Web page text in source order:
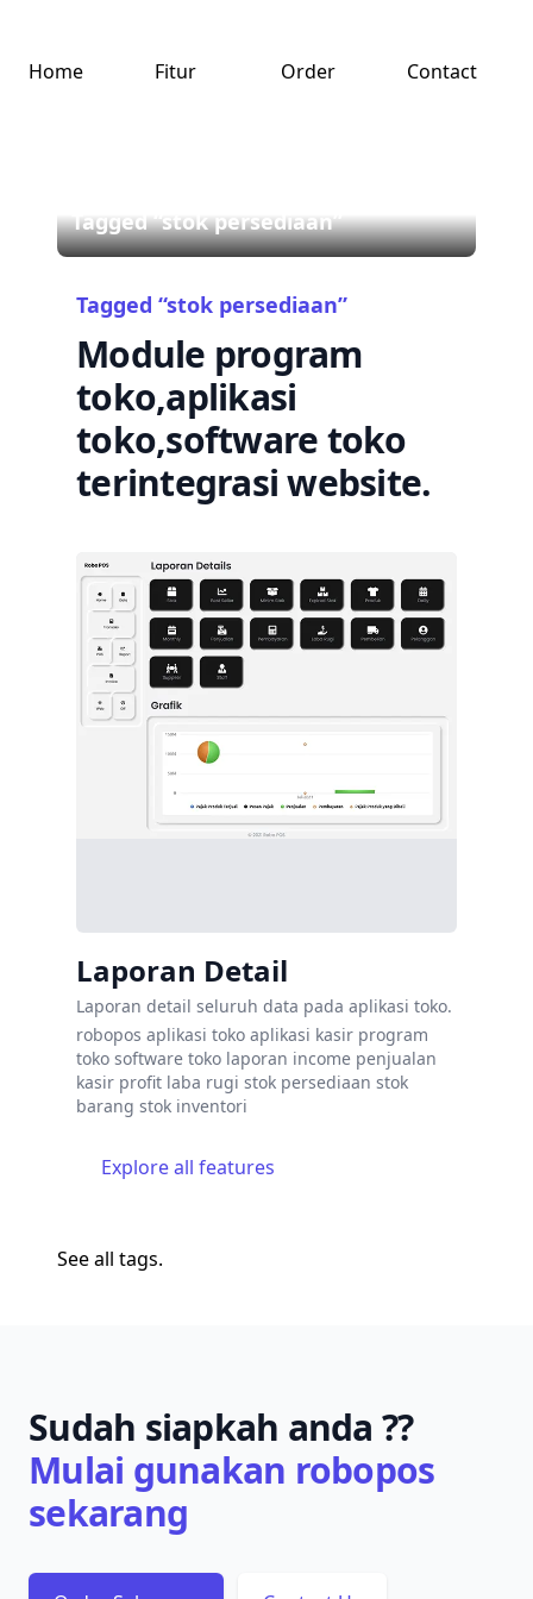
Home Fitur Order Contact
Tagged “stok persediaan”
Tagged “stok persediaan”
Module program
toko,aplikasi
toko,software toko
terintegrasi website.
Laporan Detail
Laporan detail seluruh data pada aplikasi toko.
robopos aplikasi toko aplikasi kasir program
toko software toko laporan income penjualan
kasir profit laba rugi stok persediaan stok
barang stok inventori
Explore all features
Seeall tags.
Sudah siapkah anda ??
Mulai gunakan robopos
sekarang